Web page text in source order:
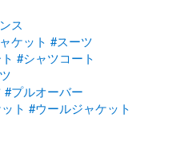
ス
ケット #スーツ
#シャツコート
#プルオーバー
ト #ウールジャケット